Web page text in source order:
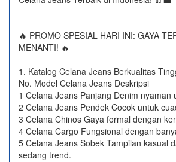
🔥 PROMO SPESIAL HARI INI: GAYA
MENANTI! 🔥
1. Katalog Celana Jeans Berkualitas
No. Model Celana Jeans Deskripsi
1 Celana Jeans Panjang Denim nyaman
2 Celana Jeans Pendek Cocok untuk
3 Celana Chinos Gaya formal dengan
4 Celana Cargo Fungsional dengan
5 Celana Jeans Sobek Tampilan kasual
sedang trend.